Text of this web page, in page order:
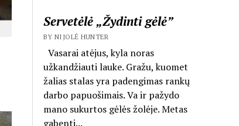
Servetėlė „Žydinti gėlė”
BY NIJOLĖ HUNTER
Vasarai atėjus, kyla noras
užkandžiauti lauke. Gražu, kuomet
žalias stalas yra padengimas rankų
darbo papuošimais. Va ir pažydo
mano sukurtos gėlės žolėje. Metas
gabenti...